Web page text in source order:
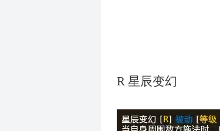
R 星辰变幻